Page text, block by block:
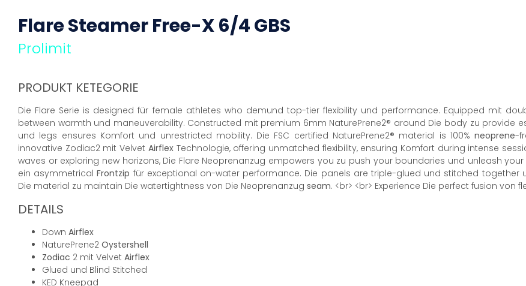
Flare Steamer Free-X 6/4GBS
Prolimit
PRODUKT KETEGORIE
Die Flare Serie is designed für female athletes who demund top-tier flexibility und performance. Equipped mit
between warmth und maneuverability. Constructed mit premium 6mm NaturePrene2® around Die body zu provide
und legs ensures Komfort und unrestricted mobility. Die FSC certified NaturePrene2® material is 100%neoprene-
innovative Zodiac2 mit Velvet AirflexTechnologie, offering unmatched flexibility, ensuring Komfort during intense
waves or exploring new horizons, Die Flare Neoprenanzug empowers you zu push your boundaries und unleash
ein asymmetricalFrontzip für exceptional on-water performance. Die panels are triple-glued und stitched
Die material zu maintain Die watertightness von Die Neoprenanzug seam. <br> <br> Experience Die perfect fusion von
DETAILS
Down Airflex
NaturePrene2 Oystershell
Zodiac 2 mit Velvet Airflex
Glued und Blind Stitched
KED Kneepad